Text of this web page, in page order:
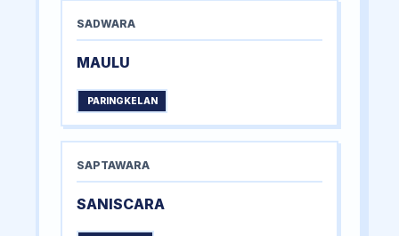
SADWARA
MAULU
PARINGKELAN
SAPTAWARA
SANISCARA